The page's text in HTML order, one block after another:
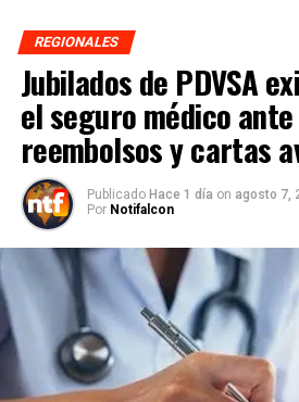
REGIONALES
Jubilados de PDVSA
el seguro médico
reembolsos y cartas
Publicado Hace 1 día on agosto 7,
Por Notifalcon